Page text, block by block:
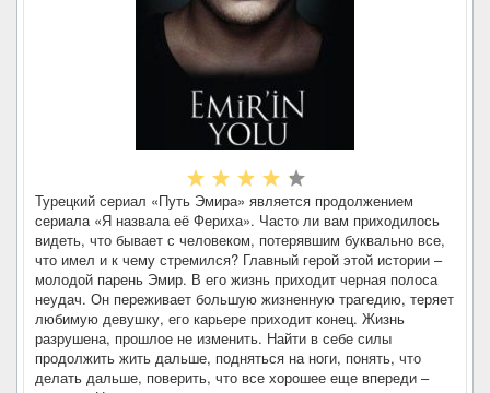
Турецкий сериал «Путь Эмира» является продолжением
сериала «Я назвала её Фериха». Часто ли вам приходилось
видеть, что бывает с человеком, потерявшим буквально все,
что имел и к чему стремился? Главный герой этой истории –
молодой парень Эмир. В его жизнь приходит черная полоса
неудач. Он переживает большую жизненную трагедию, теряет
любимую девушку, его карьере приходит конец. Жизнь
разрушена, прошлое не изменить. Найти в себе силы
продолжить жить дальше, подняться на ноги, понять, что
делать дальше, поверить, что все хорошее еще впереди –